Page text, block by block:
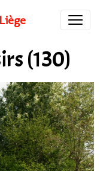
(130)